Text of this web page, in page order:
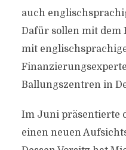
auch
Dafür sollen mit dem
mit
Ballungszentren in
Im Juni präsentierte
einen neuen